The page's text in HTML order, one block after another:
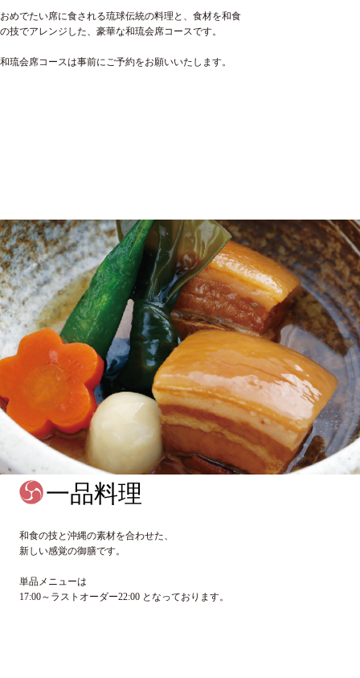
おめでたい席に食される琉球伝統の料理と、食材を和食
の技でアレンジした、豪華な和琉会席コースです。
和琉会席コースは事前にご予約をお願いいたします。
一品料理
和食の技と沖縄の素材を合わせた、
新しい感覚の御膳です。
単品メニューは
17:00～ラストオーダー22:00 となっております。